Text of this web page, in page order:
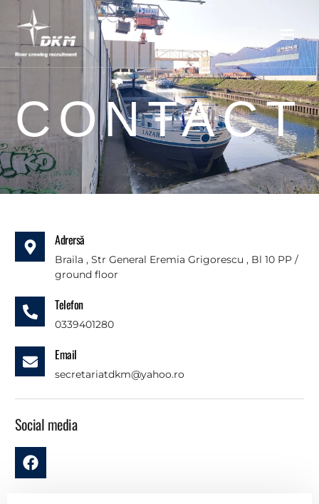
CONTACT
Adrersă
Braila , Str General Eremia Grigorescu , Bl 10 PP /
ground floor
Telefon
0339401280
Email
secretariatdkm@yahoo.ro
Social media